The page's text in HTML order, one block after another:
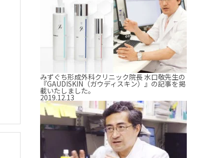
みずぐち形成外科クリニック院長 水口敬先生の
『GAUDISKIN（ガウディスキン）』の記事を掲
載いたしました。
2019.12.13